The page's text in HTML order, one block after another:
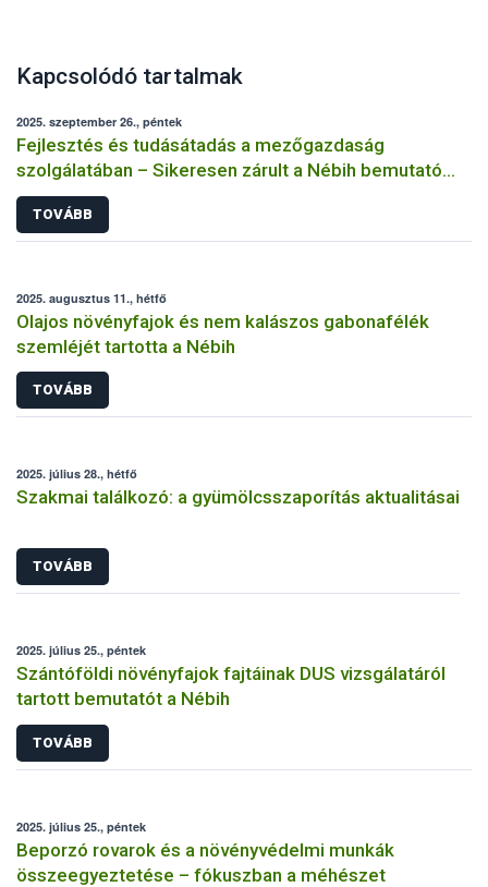
Kapcsolódó tartalmak
2025. szeptember 26., péntek
Fejlesztés és tudásátadás a mezőgazdaság
szolgálatában – Sikeresen zárult a Nébih bemutató
üzemi projektje
TOVÁBB
2025. augusztus 11., hétfő
Olajos növényfajok és nem kalászos gabonafélék
szemléjét tartotta a Nébih
TOVÁBB
2025. július 28., hétfő
Szakmai találkozó: a gyümölcsszaporítás aktualitásai
TOVÁBB
2025. július 25., péntek
Szántóföldi növényfajok fajtáinak DUS vizsgálatáról
tartott bemutatót a Nébih
TOVÁBB
2025. július 25., péntek
Beporzó rovarok és a növényvédelmi munkák
összeegyeztetése – fókuszban a méhészet